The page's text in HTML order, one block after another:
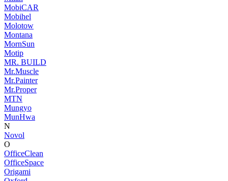
MobiCAR
Mobihel
Molotow
Montana
MornSun
Motip
MR. BUILD
Mr.Muscle
Mr.Painter
Mr.Proper
MTN
Mungyo
MunHwa
N
Novol
O
OfficeClean
OfficeSpace
Origami